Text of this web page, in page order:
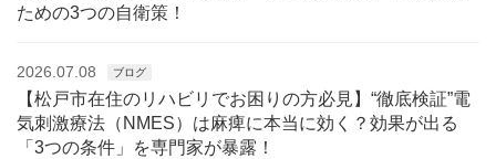
ための3つの自衛策！
2026.07.08 ブログ
【松戸市在住のリハビリでお困りの方必見】“徹底検証”電
気刺激療法（NMES）は麻痺に本当に効く？効果が出る
「3つの条件」を専門家が暴露！